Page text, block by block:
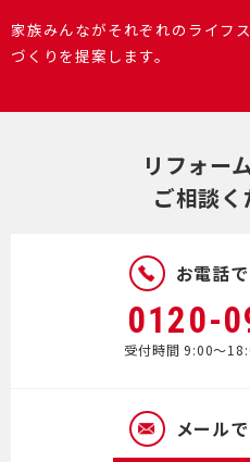
家族みんながそれぞれのライフ
づくりを提案します。
リフォー
ご相談く
お電話
0120-
受付時間 9:00～
メール